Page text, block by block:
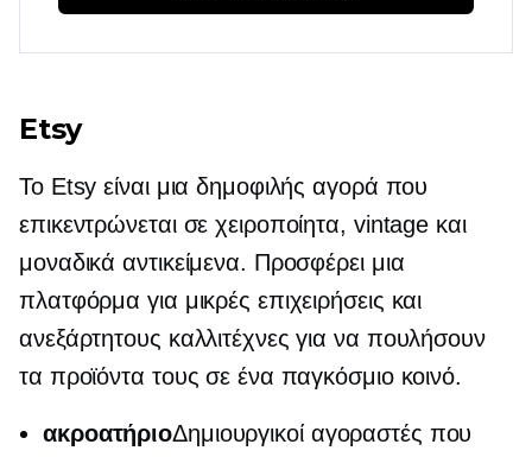
Etsy
Το Etsy είναι μια δημοφιλής αγορά που
επικεντρώνεται σε χειροποίητα, vintage και
μοναδικά αντικείμενα. Προσφέρει μια
πλατφόρμα για μικρές επιχειρήσεις και
ανεξάρτητους καλλιτέχνες για να πουλήσουν
τα προϊόντα τους σε ένα παγκόσμιο κοινό.
ακροατήριοΔημιουργικοί αγοραστές που